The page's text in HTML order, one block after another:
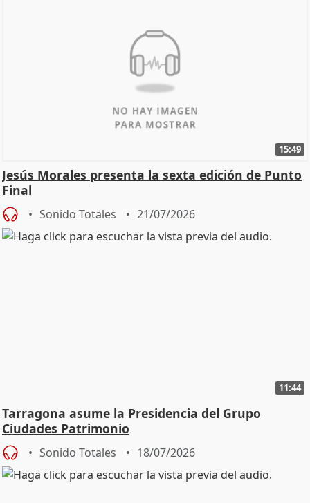
15:49
Jesús Morales presenta la sexta edición de Punto
Final
Sonido Totales 21/07/2026
11:44
Tarragona asume la Presidencia del Grupo
Ciudades Patrimonio
Sonido Totales 18/07/2026